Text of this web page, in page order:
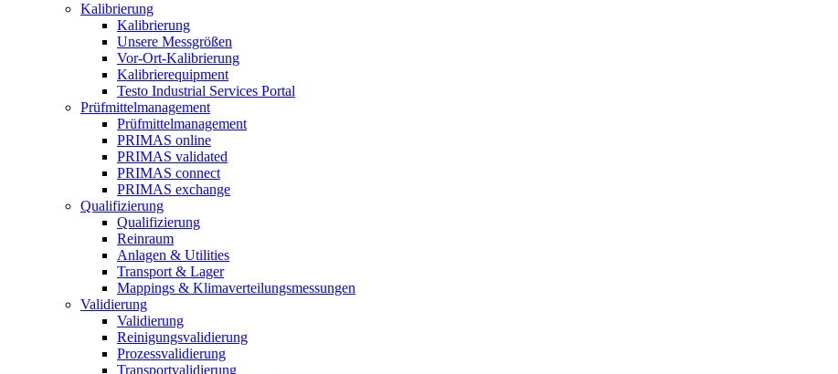
Kalibrierung
Kalibrierung
Unsere Messgrößen
Vor-Ort-Kalibrierung
Kalibrierequipment
Testo Industrial Services Portal
Prüfmittelmanagement
Prüfmittelmanagement
PRIMAS online
PRIMAS validated
PRIMAS connect
PRIMAS exchange
Qualifizierung
Qualifizierung
Reinraum
Anlagen & Utilities
Transport & Lager
Mappings & Klimaverteilungsmessungen
Validierung
Validierung
Reinigungsvalidierung
Prozessvalidierung
Transportvalidierung